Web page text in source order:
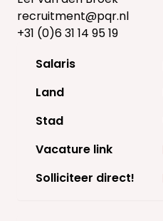
recruitment@pqr.nl
+31 (0)6 31 14 95 19
Salaris
Land
Stad
Vacature link
Solliciteer direct!